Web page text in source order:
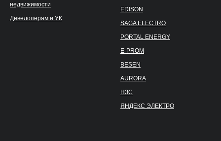
недвижимости
Девелоперам и УК
EDISON
SAGA ELECTRO
PORTAL ENERGY
E-PROM
BESEN
AURORA
НЗС
ЯНДЕКС ЭЛЕКТРО